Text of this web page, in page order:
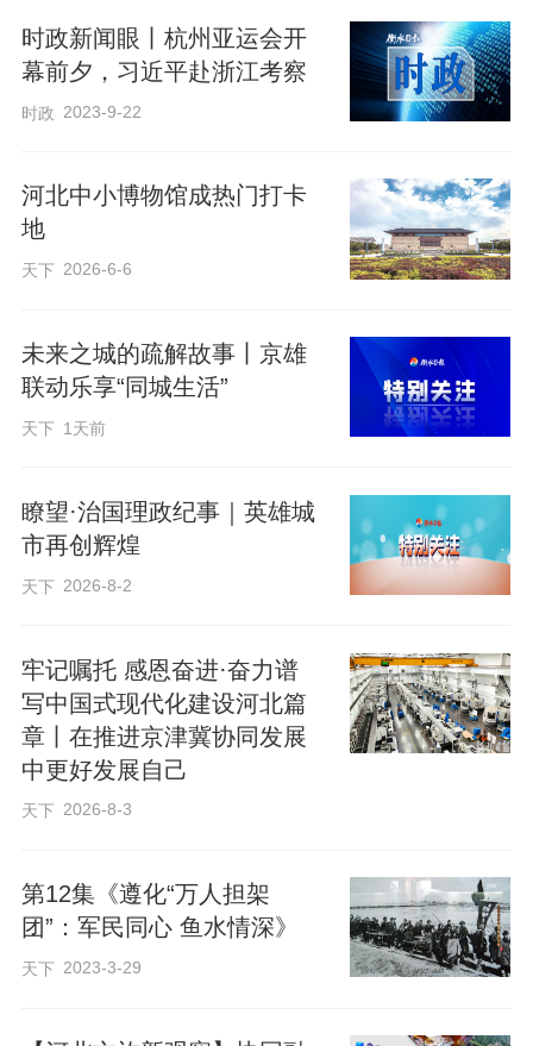
长齐增玲说，依托定州系白石造像、宋代
定瓷等特色鲜明的馆藏，定州博物馆享誉
全国。
“越来越多游客从‘顺路看看’变成‘专程奔
赴’。”齐增玲说，博物馆的人气直接带动周
边开元寺塔、定州文庙等景点客流增
瓷制作、缂丝，一待就是一整天”。
打小而精、小而深，精准契合了人们深耕
特定文化领域的细分需求。”河北省政协委
员、澳门中华文化联谊会副会长梁嘉明认
的需求回归本源，同时愈发偏向深度化、
专业化探索。
不少中外游客赴张家口市阳原县泥河
湾遗址博物馆探寻“东方人类的故乡”，踏
胞参与捐建的崇礼华侨冰雪博物馆，是中
国首家冰雪和冬奥主题博物馆，吸引海内
外游客。
时政新闻眼丨杭州亚运会开
幕前夕，习近平赴浙江考察
时政 2023-9-22
河北中小博物馆成热门打卡
地
天下 2026-6-6
未来之城的疏解故事丨京雄
联动乐享“同城生活”
天下 1天前
瞭望·治国理政纪事｜英雄城
市再创辉煌
天下 2026-8-2
牢记嘱托 感恩奋进·奋力谱
写中国式现代化建设河北篇
章丨在推进京津冀协同发展
中更好发展自己
天下 2026-8-3
第12集《遵化“万人担架
团”：军民同心 鱼水情深》
天下 2023-3-29